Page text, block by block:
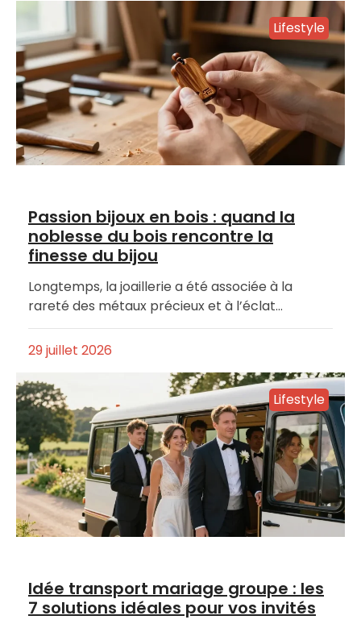
Lifestyle
Passion bijoux en bois : quand la
noblesse du bois rencontre la
finesse du bijou
Longtemps, la joaillerie a été associée à la
rareté des métaux précieux et à l’éclat…
29 juillet 2026
Lifestyle
Idée transport mariage groupe : les
7 solutions idéales pour vos invités